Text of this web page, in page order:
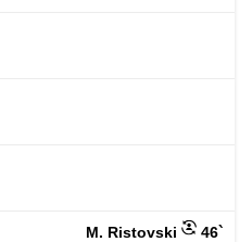
M. Ristovski
46`